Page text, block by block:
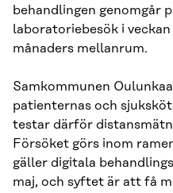
behandlingen genomgår
laboratoriebesök i
månaders mellanrum.
Samkommunen
patienternas och
testar därför
Försöket görs inom
gäller digitala
maj, och syftet är att få